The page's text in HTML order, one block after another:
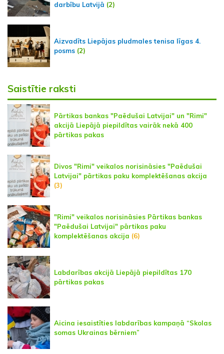
darbību Latvijā (2)
Aizvadīts Liepājas pludmales tenisa līgas 4.
posms (2)
Saistītie raksti
Pārtikas bankas "Paēdušai Latvijai" un "Rimi"
akcijā Liepājā piepildītas vairāk nekā 400
pārtikas pakas
Divos "Rimi" veikalos norisināsies "Paēdušai
Latvijai" pārtikas paku komplektēšanas akcija
(3)
"Rimi" veikalos norisināsies Pārtikas bankas
"Paēdušai Latvijai" pārtikas paku
komplektēšanas akcija (6)
Labdarības akcijā Liepājā piepildītas 170
pārtikas pakas
Aicina iesaistīties labdarības kampaņā “Skolas
somas Ukrainas bērniem”